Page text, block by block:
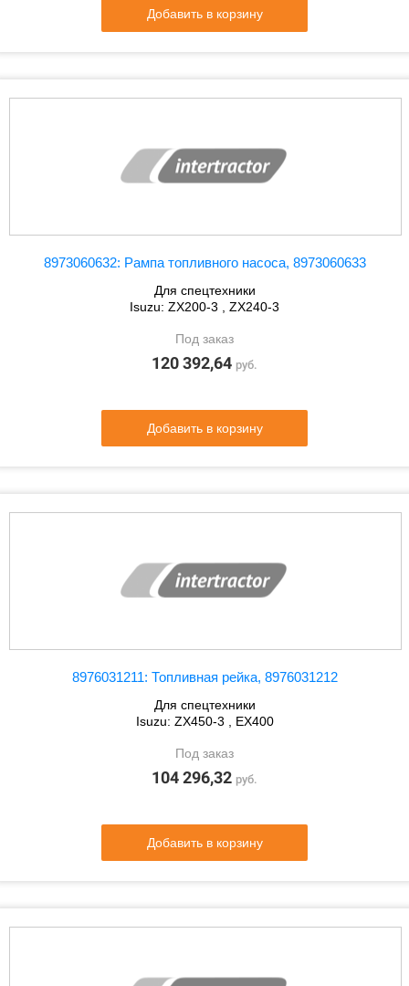
Добавить в корзину
8973060632: Рампа топливного насоса, 8973060633
Для спецтехники
Isuzu: ZX200-3 , ZX240-3
Под заказ
120 392,64 руб.
Добавить в корзину
8976031211: Топливная рейка, 8976031212
Для спецтехники
Isuzu: ZX450-3 , EX400
Под заказ
104 296,32 руб.
Добавить в корзину